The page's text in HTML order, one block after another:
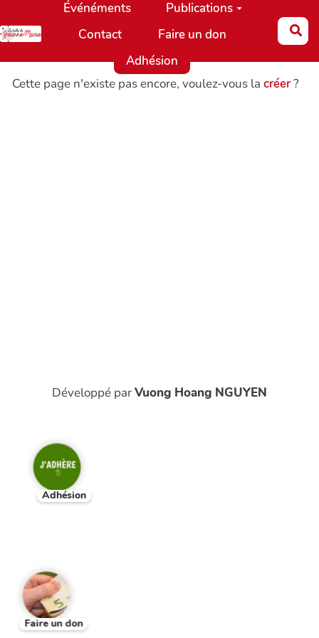
Aller au contenu principal
Événéments
Publications
Contact
Faire un don
Adhésion
Cette page n'existe pas encore, voulez-vous la créer?
Développé parVuong Hoang NGUYEN
Adhésion
Faire un don